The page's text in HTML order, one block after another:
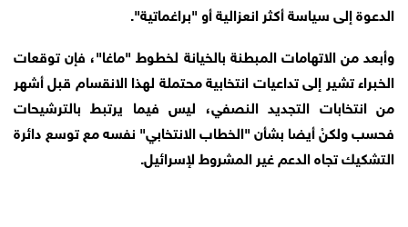
الدعوة إلى سياسة أكثر انعزالية أو "براغماتية".
وأبعد من الاتهامات المبطنة بالخيانة لخطوط "ماغا"، فإن توقعات
الخبراء تشير إلى تداعيات انتخابية محتملة لهذا الانقسام قبل أشهر
من انتخابات التجديد النصفي، ليس فيما يرتبط بالترشيحات
فحسب ولكنْ أيضا بشأن "الخطاب الانتخابي" نفسه مع توسع دائرة
التشكيك تجاه الدعم غير المشروط لإسرائيل.